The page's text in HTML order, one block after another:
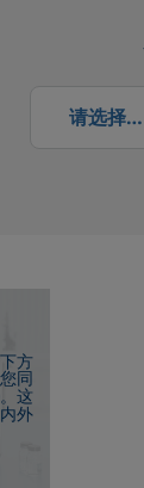
请选择…
请选择…
方
同
。这
外